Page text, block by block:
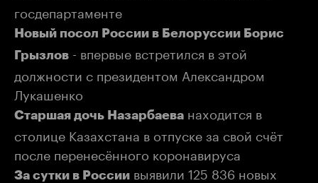
госдепартаменте
Новый посол России в Белоруссии Борис
Грызлов - впервые встретился в этой
должности с президентом Александром
Лукашенко
Старшая дочь Назарбаева находится в
столице Казахстана в отпуске за свой счёт
после перенесённого коронавируса
За сутки в России выявили 125 836 новых